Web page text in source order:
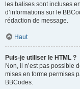
les balises sont incluses
d’informations sur le
rédaction de message.
Haut
Puis-je utiliser le HTML ?
Non, il n’est pas possible
mises en forme permises
BBCodes.